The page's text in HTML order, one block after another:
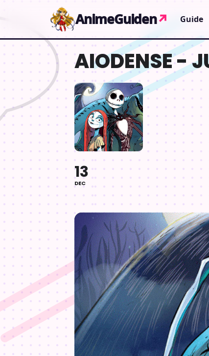
AnimeGuiden↗ Guide
AIODENSE -
13
DEC